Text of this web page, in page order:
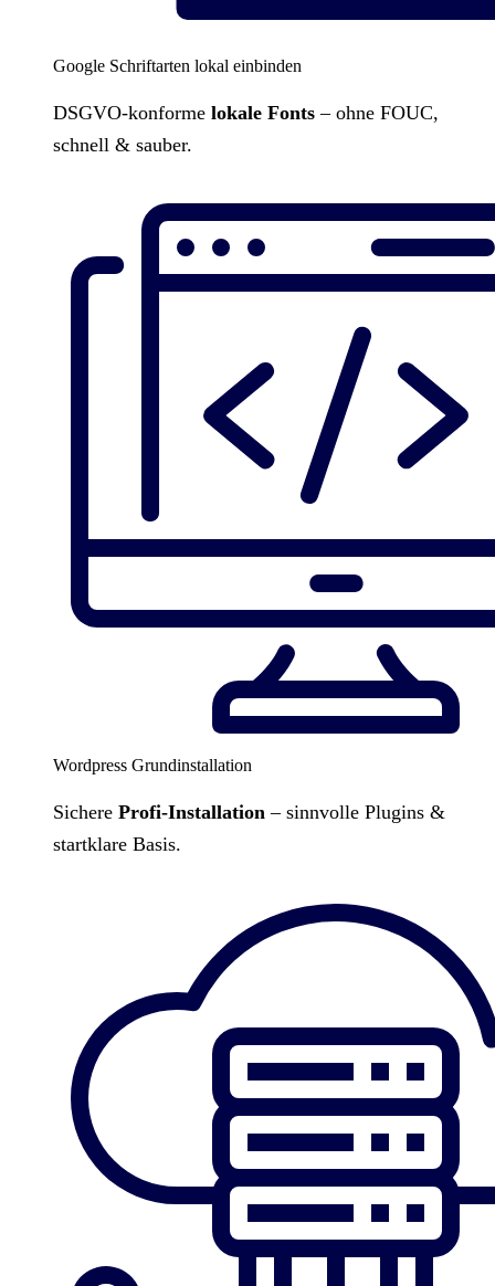
Google Schriftarten lokal einbinden
DSGVO-konforme lokale Fonts – ohne FOUC,
schnell & sauber.
Wordpress Grundinstallation
Sichere Profi-Installation – sinnvolle Plugins &
startklare Basis.